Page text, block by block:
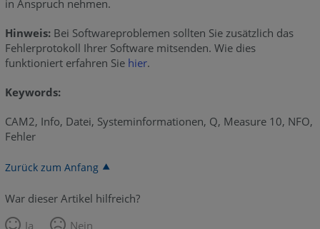
in Anspruch nehmen.
Hinweis:Bei Softwareproblemen sollten Sie zusätzlich das
Fehlerprotokoll Ihrer Software mitsenden. Wie dies
funktioniert erfahren Sie hier.
Keywords:
CAM2, Info, Datei, Systeminformationen, Q, Measure 10, NFO,
Fehler
Zurück zum Anfang
War dieser Artikel hilfreich?
Ja
Nein